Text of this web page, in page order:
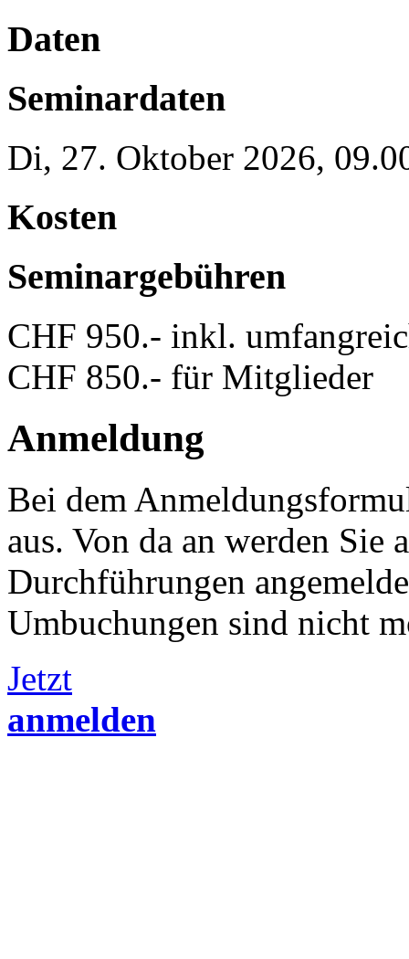
Daten
Seminardaten
Di, 27. Oktober 2026,
Kosten
Seminargebühren
CHF 950.- inkl.
CHF 850.- für Mitglieder
Anmeldung
Bei dem
aus. Von da an werden Sie
Durchführungen
Umbuchungen sind nicht
Jetzt
anmelden